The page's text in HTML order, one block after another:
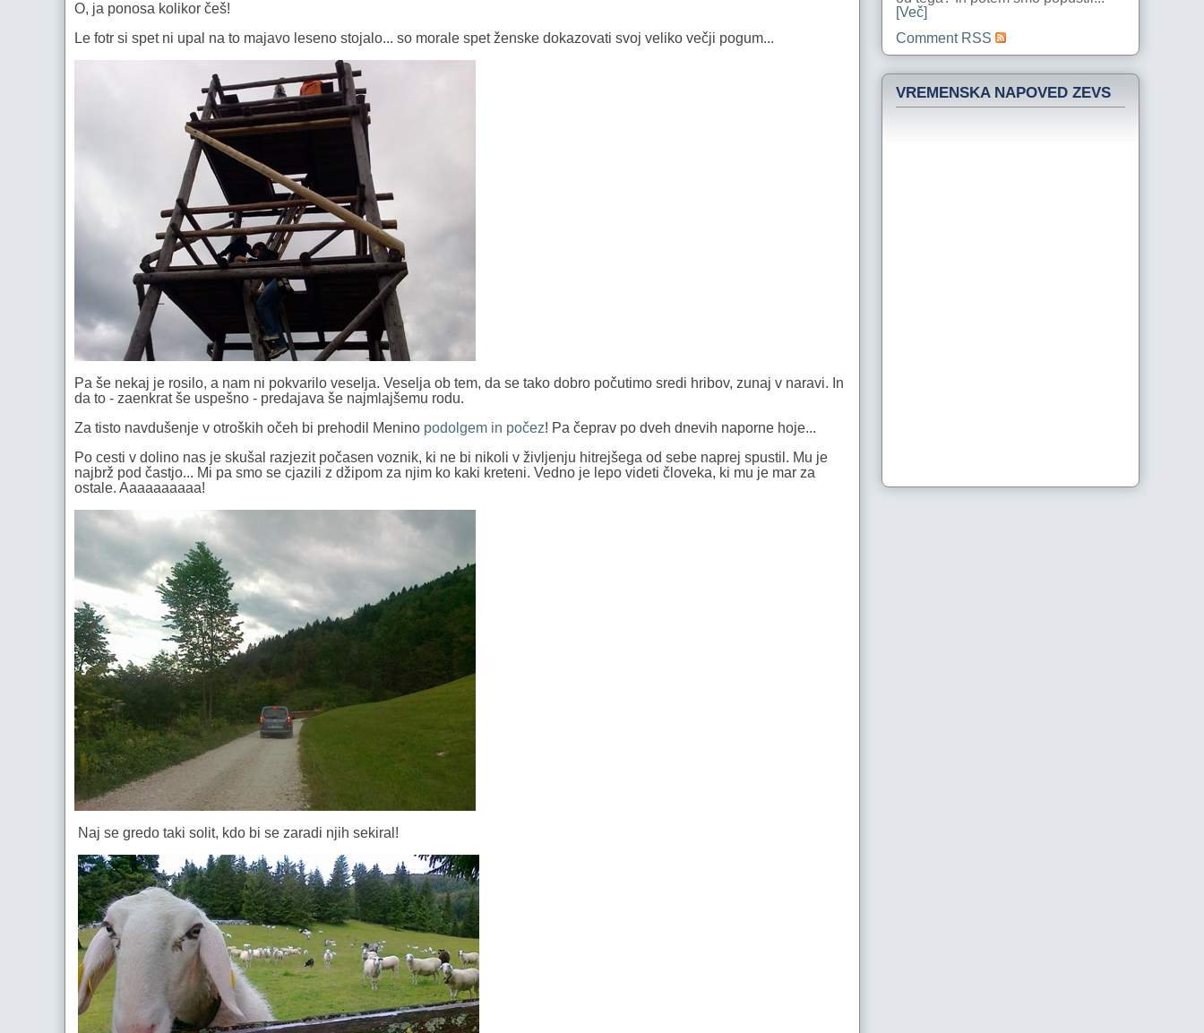
O, ja ponosa kolikor češ!
Le fotr si spet ni upal na to majavo leseno stojalo... so morale spet ženske dokazovati svoj veliko večji pogum...
Pa še nekaj je rosilo, a nam ni pokvarilo veselja. Veselja ob tem, da se tako dobro počutimo sredi hribov, zunaj v naravi. In
da to - zaenkrat še uspešno - predajava še najmlajšemu rodu.
Za tisto navdušenje v otroških očeh bi prehodil Menino podolgem in počez! Pa čeprav po dveh dnevih naporne hoje...
Po cesti v dolino nas je skušal razjezit počasen voznik, ki ne bi nikoli v življenju hitrejšega od sebe naprej spustil. Mu je
najbrž pod častjo... Mi pa smo se cjazili z džipom za njim ko kaki kreteni. Vedno je lepo videti človeka, ki mu je mar za
ostale. Aaaaaaaaaa!
Naj se gredo taki solit, kdo bi se zaradi njih sekiral!
[Več]
Comment RSS
VREMENSKA NAPOVED ZEVS